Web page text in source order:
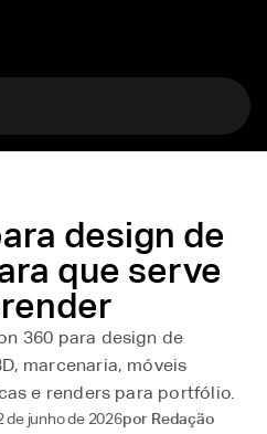
design de
que serve
360 para design de
marcenaria, móveis
e renders para portfólio.
de junho de 2026por Redação